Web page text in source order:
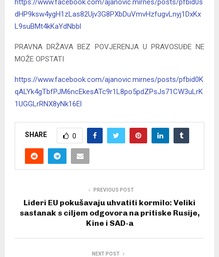
dHP9ksw4ygH1zLas82Ujv3G8PXbDuVmvHzfugvLnyj1DxKx
L9suBMt4kKaYdNbbl
PRAVNA DRŽAVA BEZ POVJERENJA U PRAVOSUĐE NE
MOŽE OPSTATI
https://www.facebook.com/ajanovic.mirnes/posts/pfbid0K
qALYk4gTbfPJM6ncEkesATc9r1L8po5pdZPsJs71CW3uLrK
1UGGLrRNX8yNk16El
SHARE 0
PREVIOUS POST
Lideri EU pokušavaju uhvatiti kormilo: Veliki
sastanak s ciljem odgovora na pritiske Rusije,
Kine i SAD-a
NEXT POST